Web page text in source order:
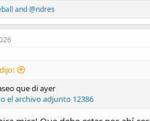
and@ndres
que di ayer
el archivo adjunto 12386